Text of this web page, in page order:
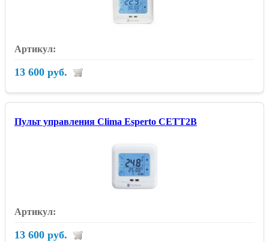
13 600 руб.
Пульт управления Clima Esperto CETT2B
13 600 руб.